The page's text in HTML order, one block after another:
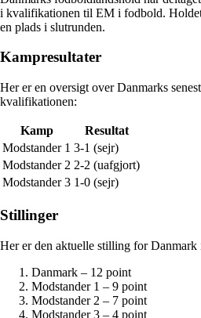
i kvalifikationen til EM i fodbold.
en plads i slutrunden.
Kampresultater
Her er en oversigt over Danmarks
kvalifikationen:
Kamp
Resultat
Modstander 1 3-1 (sejr)
Modstander 2 2-2 (uafgjort)
Modstander 3 1-0 (sejr)
Stillinger
Her er den aktuelle stilling for
Danmark – 12 point
Modstander 1 – 9 point
Modstander 2 – 7 point
Modstander 3 – 4 point